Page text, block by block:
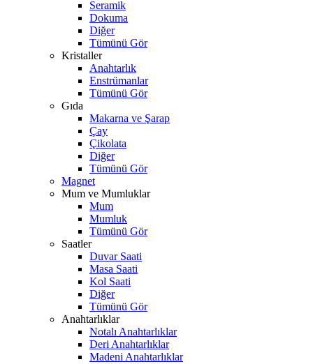
Seramik
Dokuma
Diğer
Tümünü Gör
Kristaller
Anahtarlık
Enstrümanlar
Tümünü Gör
Gıda
Makarna ve Şarap
Çay
Çikolata
Diğer
Tümünü Gör
Magnet
Mum ve Mumluklar
Mum
Mumluk
Tümünü Gör
Saatler
Duvar Saati
Masa Saati
Kol Saati
Diğer
Tümünü Gör
Anahtarlıklar
Notalı Anahtarlıklar
Deri Anahtarlıklar
Madeni Anahtarlıklar